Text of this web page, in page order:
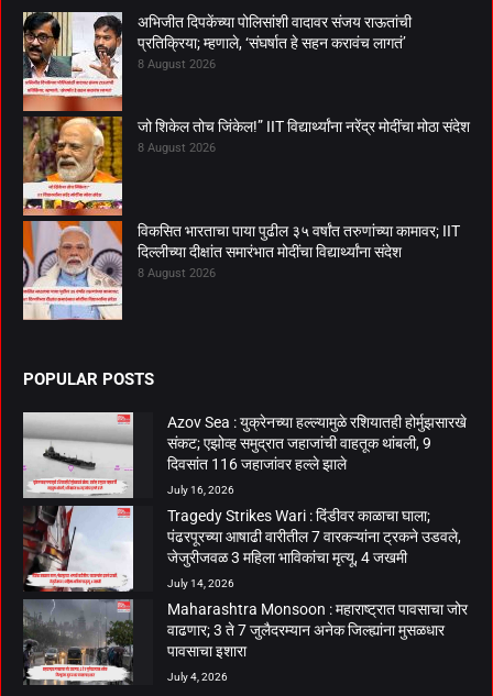
अभिजीत दिपकेंच्या पोलिसांशी वादावर संजय राऊतांची
प्रतिक्रिया; म्हणाले, ‘संघर्षात हे सहन करावंच लागतं’
8 August 2026
जो शिकेल तोच जिंकेल!” IIT विद्यार्थ्यांना नरेंद्र मोदींचा मोठा संदेश
8 August 2026
विकसित भारताचा पाया पुढील ३५ वर्षांत तरुणांच्या कामावर; IIT
दिल्लीच्या दीक्षांत समारंभात मोदींचा विद्यार्थ्यांना संदेश
8 August 2026
POPULAR POSTS
Azov Sea : युक्रेनच्या हल्ल्यामुळे रशियातही होर्मुझसारखे
संकट; एझोव्ह समुद्रात जहाजांची वाहतूक थांबली, 9
दिवसांत 116 जहाजांवर हल्ले झाले
July 16, 2026
Tragedy Strikes Wari : दिंडीवर काळाचा घाला;
पंढरपूरच्या आषाढी वारीतील 7 वारकऱ्यांना ट्रकने उडवले,
जेजुरीजवळ 3 महिला भाविकांचा मृत्यू, 4 जखमी
July 14, 2026
Maharashtra Monsoon : महाराष्ट्रात पावसाचा जोर
वाढणार; 3 ते 7 जुलैदरम्यान अनेक जिल्ह्यांना मुसळधार
पावसाचा इशारा
July 4, 2026